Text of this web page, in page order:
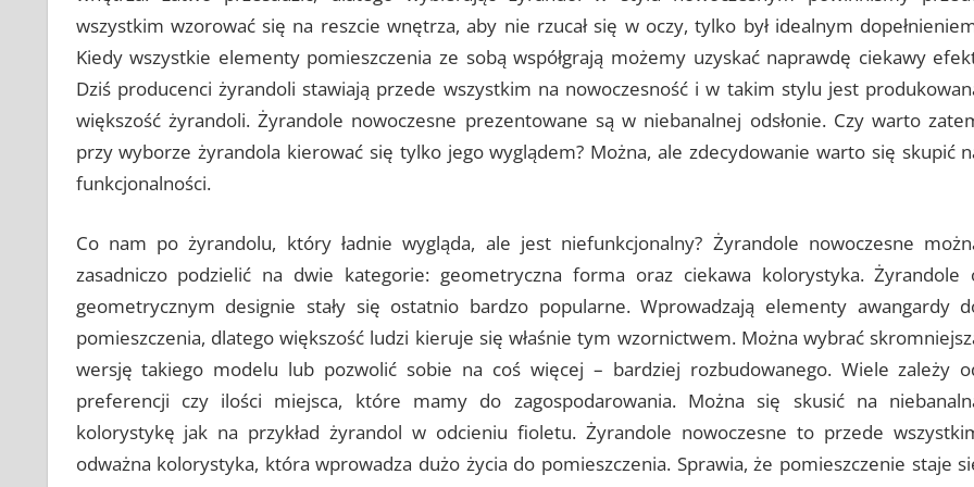
wszystkim wzorować się na reszcie wnętrza, aby nie rzucał się w oczy, tylko był idealnym
Kiedy wszystkie elementy pomieszczenia ze sobą współgrają możemy uzyskać naprawdę ciekawy
Dziś producenci żyrandoli stawiają przede wszystkim na nowoczesność i w takim stylu jest
większość żyrandoli. Żyrandole nowoczesne prezentowane są w niebanalnej odsłonie. Czy warto
przy wyborze żyrandola kierować się tylko jego wyglądem? Można, ale zdecydowanie warto się skupić
funkcjonalności.
Co nam po żyrandolu, który ładnie wygląda, ale jest niefunkcjonalny? Żyrandole nowoczesne
zasadniczo podzielić na dwie kategorie: geometryczna forma oraz ciekawa kolorystyka. Żyrandole
geometrycznym designie stały się ostatnio bardzo popularne. Wprowadzają elementy awangardy
pomieszczenia, dlatego większość ludzi kieruje się właśnie tym wzornictwem. Można wybrać
wersję takiego modelu lub pozwolić sobie na coś więcej – bardziej rozbudowanego. Wiele zależy
preferencji czy ilości miejsca, które mamy do zagospodarowania. Można się skusić na
kolorystykę jak na przykład żyrandol w odcieniu fioletu. Żyrandole nowoczesne to przede
odważna kolorystyka, która wprowadza dużo życia do pomieszczenia. Sprawia, że pomieszczenie staje